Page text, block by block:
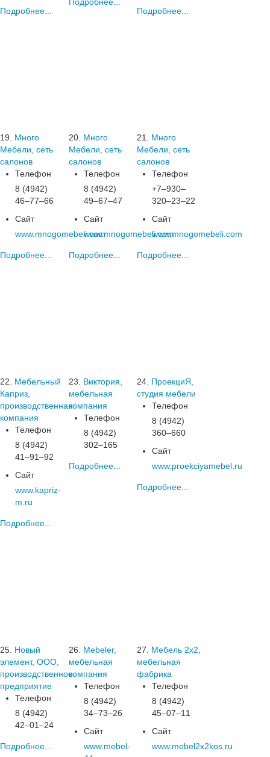
Подробнее...
Подробнее...
19.
Много
Мебели, сеть
салонов
Телефон
8 (4942)
46‒77‒66
Сайт
www.mnogomebeli.com
Подробнее...
20. Много
Мебели, сеть
салонов
Телефон
8 (4942)
49‒67‒47
Сайт
www.mnogomebeli.com
Подробнее...
21.
Много
Мебели, сеть
салонов
Телефон
+7‒930‒
320‒23‒22
Сайт
www.mnogomebeli.com
Подробнее...
22.
Мебельный
Каприз,
производственная
компания
Телефон
8 (4942)
41‒91‒92
Сайт
www.kapriz-
m.ru
Подробнее...
23.
Виктория,
мебельная
компания
Телефон
8 (4942)
302‒165
Подробнее...
24. ПроекциЯ,
студия мебели
Телефон
8 (4942)
360‒660
Сайт
www.proekciyamebel.ru
Подробнее...
25. Новый
элемент, ООО,
производственное
предприятие
Телефон
8 (4942)
42‒01‒24
Подробнее...
26.
Mebeler,
мебельная
компания
Телефон
8 (4942)
34‒73‒26
Сайт
www.mebel-
27.
Мебель 2х2,
мебельная
фабрика
Телефон
8 (4942)
45‒07‒11
Сайт
www.mebel2x2kos.ru